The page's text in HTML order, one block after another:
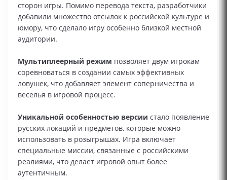
сторон игры. Помимо перевода текста, разработчики
добавили множество отсылок к российской культуре и
юмору, что сделало игру особенно близкой местной
аудитории.
Мультиплеерный режим позволяет двум игрокам
соревноваться в создании самых эффективных
ловушек, что добавляет элемент соперничества и
веселья в игровой процесс.
Уникальной особенностью версии стало появление
русских локаций и предметов, которые можно
использовать в розыгрышах. Игра включает
специальные миссии, связанные с российскими
реалиями, что делает игровой опыт более
аутентичным.